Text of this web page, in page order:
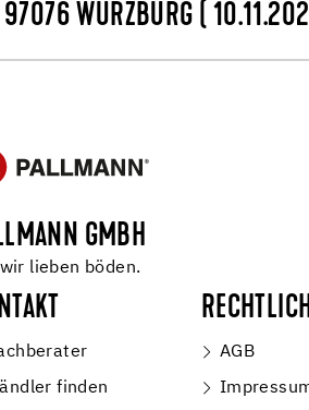
97076 WÜRZBURG (
GMBH
wir lieben böden.
finden
AGB